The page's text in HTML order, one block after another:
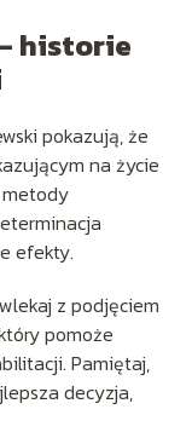
historie
pokazują, że
na życie
metody
efekty.
z podjęciem
pomoże
Pamiętaj,
decyzja,